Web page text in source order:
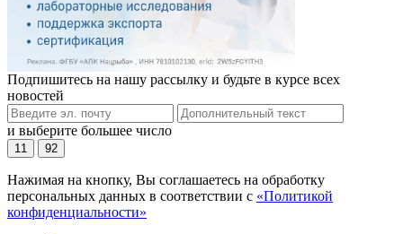
Подпишитесь на нашу рассылку и будьте в курсе всех
новостей
и выберите большее число
11 92
Нажимая на кнопку, Вы соглашаетесь на обработку
персональных данных в соответствии с «Политикой
конфиденциальности»